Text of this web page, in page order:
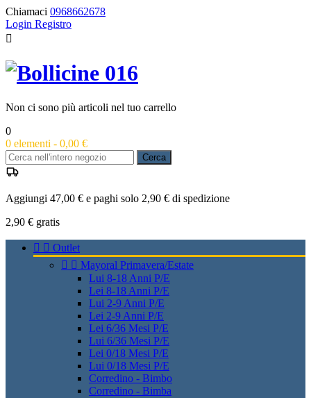
Chiamaci 0968662678
Login Registro

Non ci sono più articoli nel tuo carrello
0
0 elementi - 0,00 €
Cerca
Aggiungi 47,00 € e paghi solo 2,90 € di spedizione
2,90 € gratis
  Outlet
  Mayoral Primavera/Estate
Lui 8-18 Anni P/E
Lei 8-18 Anni P/E
Lui 2-9 Anni P/E
Lei 2-9 Anni P/E
Lei 6/36 Mesi P/E
Lui 6/36 Mesi P/E
Lei 0/18 Mesi P/E
Lui 0/18 Mesi P/E
Corredino - Bimbo
Corredino - Bimba